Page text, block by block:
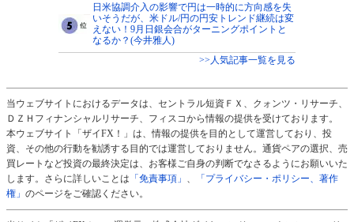
日米協調介入の影響で円は一時的に方向感を失
いそうだが、米ドル/円の円安トレンド継続は変
えない！9月日銀会合がターニングポイントと
なるか？(今井雅人)
>>人気記事一覧を見る
当ウェブサイトにおけるデータは、セントラル短資ＦＸ、クォンツ・リサーチ、
ＤＺＨフィナンシャルリサーチ、フィスコから情報の提供を受けております。
本ウェブサイト「ザイFX！」は、情報の提供を目的として運営しており、投
資、その他の行動を勧誘する目的では運営しておりません。通貨ペアの選択、売
買レートなど投資の最終決定は、お客様ご自身の判断でなさるようにお願いいた
します。さらに詳しいことは 「免責事項」 、
「プライバシー・ポリシー、著作
権」 のページをご確認ください。